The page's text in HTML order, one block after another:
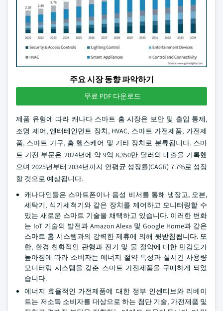
주요 시장 동향 파악하기
무료 PDF 다운로드
제품 유형에 따라 캐나다 스마트 홈 시장은 보안 및 출입 통제,
조명 제어, 엔터테인먼트 장치, HVAC, 스마트 가전제품, 가전제
품, 스마트 가구, 홈 헬스케어 및 기타 장치로 분류됩니다. 스마
트 가전 부문은 2024년에 약 9억 8,350만 달러의 매출을 기록했
으며 2025년부터 2034년까지 연평균 성장률(CAGR) 7.7%로 성장
할 것으로 예상됩니다.
캐나다인들은 스마트폰이나 음성 비서를 통해 냉장고, 오븐,
세탁기, 식기세척기와 같은 장치를 제어하고 모니터링할 수
있는 새로운 스마트 기술을 채택하고 있습니다. 이러한 변화
는 IoT 기술의 발전과 Amazon Alexa 및 Google Home과 같은
스마트 홈 시스템과의 강력한 제휴에 의해 뒷받침됩니다. 또
한, 환경 친화적인 관행과 전기 및 물 절약에 대한 민감도가
높아짐에 따라 소비자는 에너지 절약 특성과 실시간 사용량
모니터링 시스템을 갖춘 스마트 가전제품을 구매하게 되었
습니다.
에너지 효율적인 가전제품에 대한 정부 인센티브와 리베이
트는 저소득 소비자를 대상으로 하는 첨단 기술, 가전제품 및